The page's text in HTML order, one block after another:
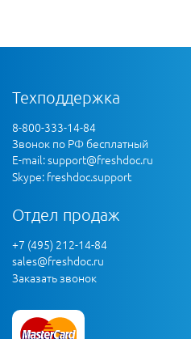
Техподдержка
8-800-333-14-84
Звонок по РФ бесплатный
E-mail:support@freshdoc.ru
Skype: freshdoc.support
Отдел продаж
+7 (495) 212-14-84
sales@freshdoc.ru
Заказать звонок